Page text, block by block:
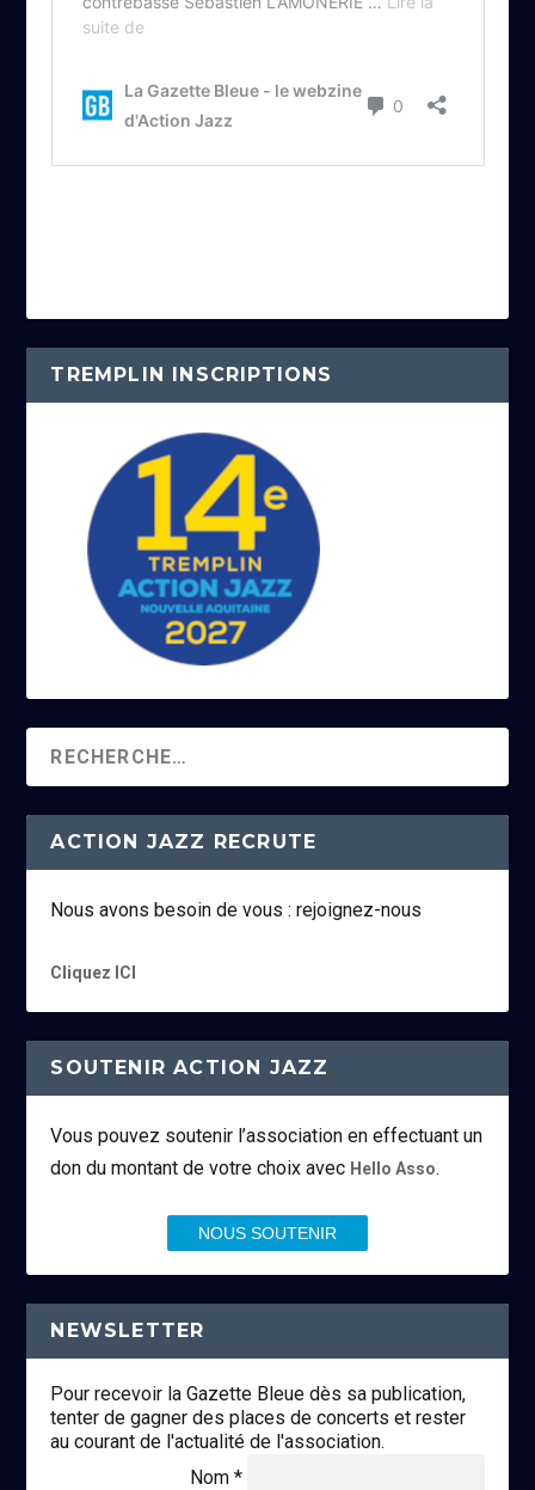
TREMPLIN INSCRIPTIONS
ACTION JAZZ RECRUTE
Nous avons besoin de vous : rejoignez-nous
Cliquez ICI
SOUTENIR ACTION JAZZ
Vous pouvez soutenir l’association en effectuant un
don du montant de votre choix avec Hello Asso.
NOUS SOUTENIR
NEWSLETTER
Pour recevoir la Gazette Bleue dès sa publication,
tenter de gagner des places de concerts et rester
au courant de l'actualité de l'association.
Nom *